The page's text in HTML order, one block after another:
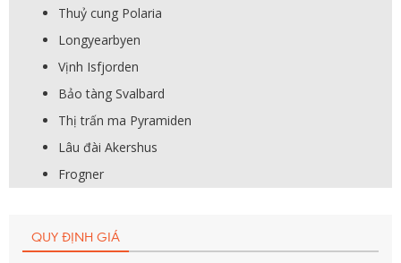
Thuỷ cung Polaria
Longyearbyen
Vịnh Isfjorden
Bảo tàng Svalbard
Thị trấn ma Pyramiden
Lâu đài Akershus
Frogner
QUY ĐỊNH GIÁ